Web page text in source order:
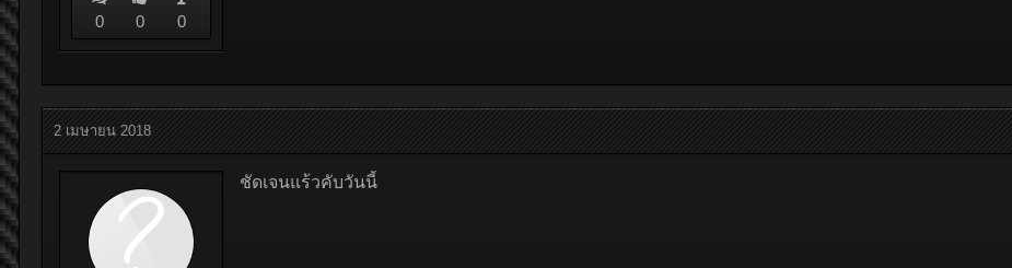
0 0 0
2 เมษายน 2018
ชัดเจนแร้วคับวันนี้